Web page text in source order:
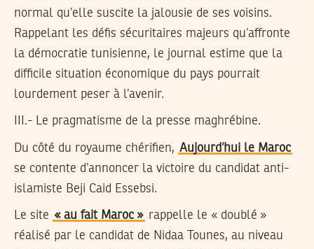
normal qu’elle suscite la jalousie de ses voisins.
Rappelant les défis sécuritaires majeurs qu’affronte
la démocratie tunisienne, le journal estime que la
difficile situation économique du pays pourrait
lourdement peser à l’avenir.
III.- Le pragmatisme de la presse maghrébine.
Du côté du royaume chérifien, Aujourd’hui le Maroc
se contente d’annoncer la victoire du candidat anti-
islamiste Beji Caid Essebsi.
Le site « au fait Maroc » rappelle le « doublé »
réalisé par le candidat de Nidaa Tounes, au niveau